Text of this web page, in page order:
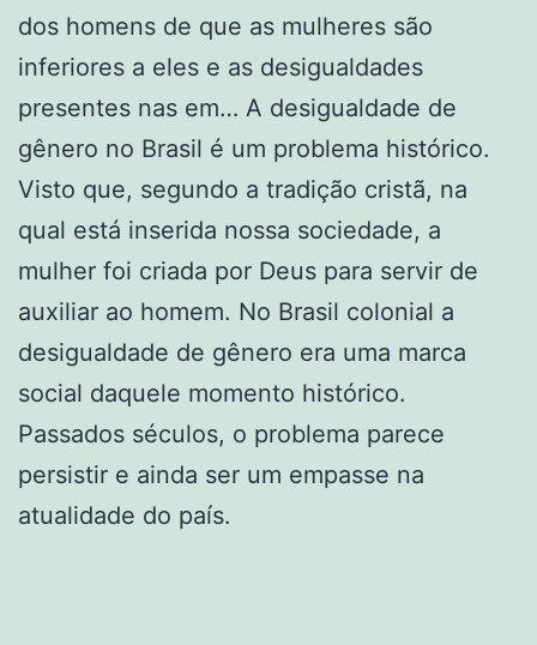
dos homens de que as mulheres são
inferiores a eles e as desigualdades
presentes nas em… A desigualdade de
gênero no Brasil é um problema histórico.
Visto que, segundo a tradição cristã, na
qual está inserida nossa sociedade, a
mulher foi criada por Deus para servir de
auxiliar ao homem. No Brasil colonial a
desigualdade de gênero era uma marca
social daquele momento histórico.
Passados séculos, o problema parece
persistir e ainda ser um empasse na
atualidade do país.